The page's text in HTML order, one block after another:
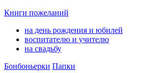
Книги пожеланий
на день рождения и юбилей
воспитателю и учителю
на свадьбу
Бонбоньерки Папки